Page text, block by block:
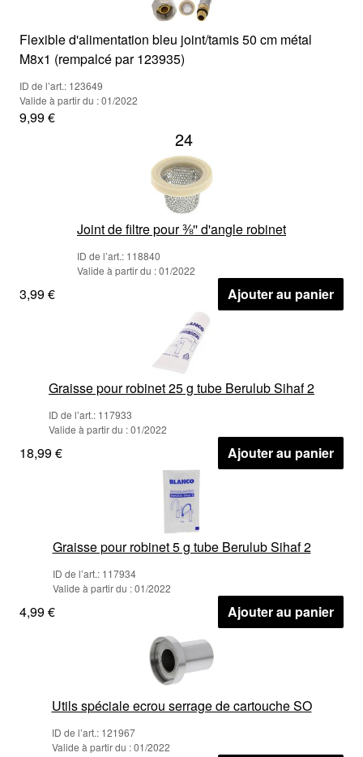
Flexible d'alimentation bleu joint/tamis 50 cm métal
M8x1 (rempalcé par 123935)
ID de l’art.: 123649
Valide à partir du : 01/2022
9,99 €
24
Joint de filtre pour ⅜'' d'angle robinet
ID de l’art.: 118840
Valide à partir du : 01/2022
3,99 € Ajouter au panier
Graisse pour robinet 25 g tube Berulub Sihaf 2
ID de l’art.: 117933
Valide à partir du : 01/2022
18,99 € Ajouter au panier
Graisse pour robinet 5 g tube Berulub Sihaf 2
ID de l’art.: 117934
Valide à partir du : 01/2022
4,99 € Ajouter au panier
Utils spéciale ecrou serrage de cartouche SO
ID de l’art.: 121967
Valide à partir du : 01/2022